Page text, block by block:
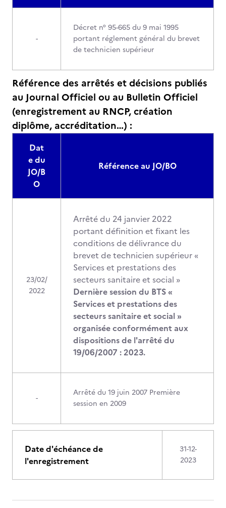
-
Décret n° 95-665 du 9 mai 1995
portant réglement général du brevet
de technicien supérieur
Référence des arrêtés et décisions publiés
au Journal Officiel ou au Bulletin Officiel
(enregistrement au RNCP, création
diplôme, accréditation…) :
Dat
e du
JO/B
O
Référence au JO/BO
23/02/
2022
Arrêté du 24 janvier 2022
portant définition et fixant les
conditions de délivrance du
brevet de technicien supérieur «
Services et prestations des
secteurs sanitaire et social »
Dernière session du BTS «
Services et prestations des
secteurs sanitaire et social »
organisée conformément aux
dispositions de l'arrêté du
19/06/2007 : 2023.
-
Arrêté du 19 juin 2007 Première
session en 2009
Date d'échéance de
l'enregistrement
31-12-
2023